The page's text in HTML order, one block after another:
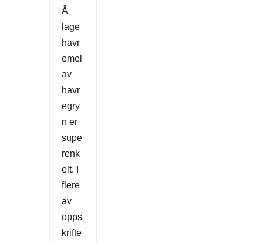
Å
lage
havr
emel
av
havr
egry
n er
supe
renk
elt. I
flere
av
opps
krifte